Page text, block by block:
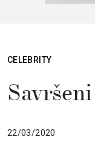
CELEBRITY
22/03/2020